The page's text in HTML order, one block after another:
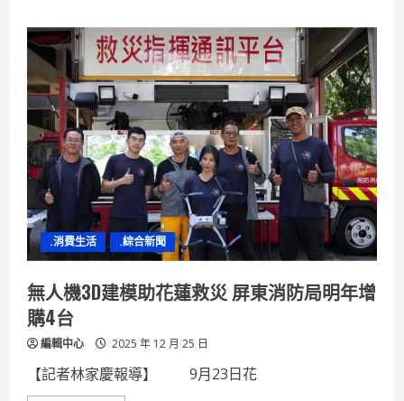
雄
大
遠
百
舉
辦
弘
前
文
化
物
產
嘉
年
華
嚴
選
四
大
種
弘
前
好
推
薦
.消費生活 .綜合新聞
無人機3D建模助花蓮救災 屏東消防局明年增
購4台
編輯中心 2025 年 12 月 25 日
【記者林家慶報導】 9月23日花